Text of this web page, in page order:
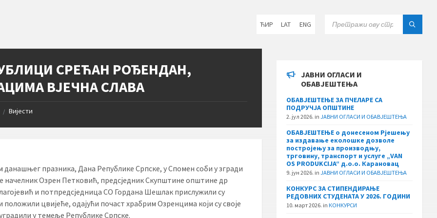
language:
ЋИР LAT ENG
СРЕЋАН РОЂЕНДАН,
ВЈЕЧНА СЛАВА
/ Вијести
празника, Дана Републике Српске, у Спомен соби у згради
начелник Озрен Петковић, предсједник Скупштине општине др
и потпредсједница СО Гордана Шешлак прислужили су
положили цвијеће, одајући почаст храбрим Озренцима који су своје
у темеље Републике Српске.
ЈАВНИ ОГЛАСИ И
ОБАВЈЕШТЕЊА
ОБАВЈЕШТЕЊЕ ЗА ПЧЕЛАРЕ СА
ПОДРУЧЈА ОПШТИНЕ
2. јул 2026. inЈАВНИ ОГЛАСИ И ОБАВЈЕШТЕЊА
ОБАВЈЕШТЕЊЕ о донесеном Рјешењу
за издавање еколошке дозволе
постројењу за производњу,
трговину, транспорт и услуге „VAN
OS PRODUKCIJA“ д.о.о. Карановац
9. јун 2026. inЈАВНИ ОГЛАСИ И ОБАВЈЕШТЕЊА
КОНКУРС ЗА СТИПЕНДИРАЊЕ
РЕДОВНИХ СТУДЕНАТА У 2026. ГОДИНИ
10. март 2026. inКОНКУРСИ